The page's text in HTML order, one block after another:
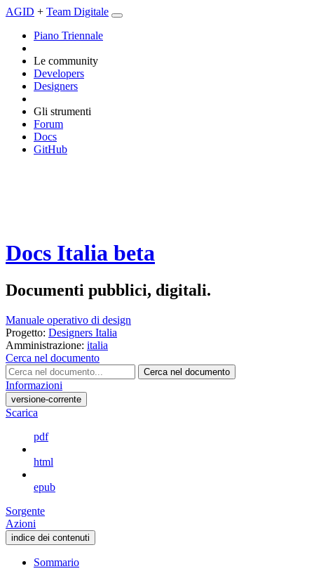
AGID + Team Digitale
Piano Triennale
Le community
Developers
Designers
Gli strumenti
Forum
Docs
GitHub
Docs Italia beta
Documenti pubblici, digitali.
Manuale operativo di design
Progetto: Designers Italia
Amministrazione: italia
Cerca nel documento
Cerca nel documento
Informazioni
versione-corrente
Scarica
pdf
html
epub
Sorgente
Azioni
indice dei contenuti
Sommario